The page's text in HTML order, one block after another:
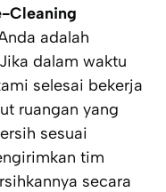
Cleaning
adalah
dalam waktu
selesai bekerja
ruangan yang
sesuai
tim
secara